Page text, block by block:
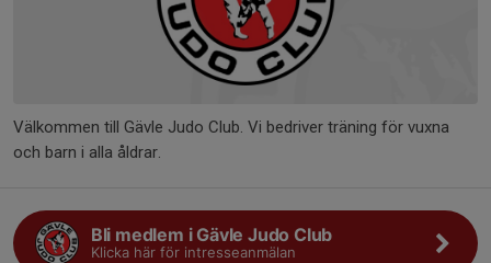
Välkommen till Gävle Judo Club. Vi bedriver träning för vuxna
och barn i alla åldrar.
Bli medlem i Gävle Judo Club
Klicka här för intresseanmälan